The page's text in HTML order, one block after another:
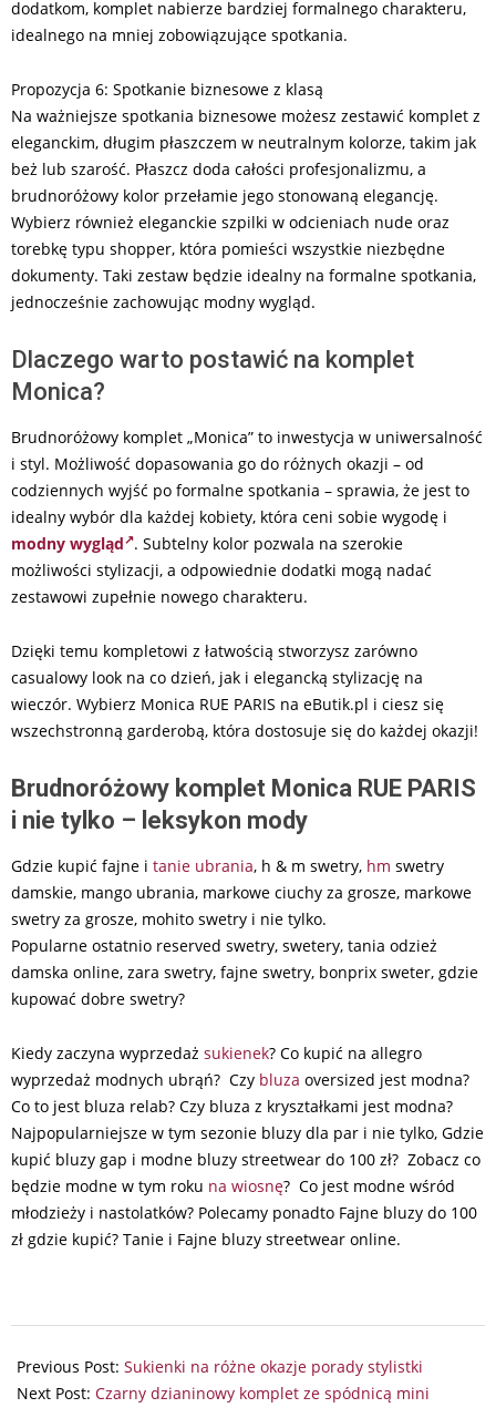
dodatkom, komplet nabierze bardziej formalnego charakteru,
idealnego na mniej zobowiązujące spotkania.
Propozycja 6: Spotkanie biznesowe z klasą
Na ważniejsze spotkania biznesowe możesz zestawić komplet z
eleganckim, długim płaszczem w neutralnym kolorze, takim jak
beż lub szarość. Płaszcz doda całości profesjonalizmu, a
brudnoróżowy kolor przełamie jego stonowaną elegancję.
Wybierz również eleganckie szpilki w odcieniach nude oraz
torebkę typu shopper, która pomieści wszystkie niezbędne
dokumenty. Taki zestaw będzie idealny na formalne spotkania,
jednocześnie zachowując modny wygląd.
Dlaczego warto postawić na komplet
Monica?
Brudnoróżowy komplet „Monica” to inwestycja w uniwersalność
i styl. Możliwość dopasowania go do różnych okazji – od
codziennych wyjść po formalne spotkania – sprawia, że jest to
idealny wybór dla każdej kobiety, która ceni sobie wygodę i
modny wygląd . Subtelny kolor pozwala na szerokie
możliwości stylizacji, a odpowiednie dodatki mogą nadać
zestawowi zupełnie nowego charakteru.
Dzięki temu kompletowi z łatwością stworzysz zarówno
casualowy look na co dzień, jak i elegancką stylizację na
wieczór. Wybierz Monica RUE PARIS na eButik.pl i ciesz się
wszechstronną garderobą, która dostosuje się do każdej okazji!
Brudnoróżowy komplet Monica RUE PARIS
i nie tylko – leksykon mody
Gdzie kupić fajne i tanie ubrania, h & m swetry, hm swetry
damskie, mango ubrania, markowe ciuchy za grosze, markowe
swetry za grosze, mohito swetry i nie tylko.
Popularne ostatnio reserved swetry, swetery, tania odzież
damska online, zara swetry, fajne swetry, bonprix sweter, gdzie
kupować dobre swetry?
Kiedy zaczyna wyprzedaż sukienek? Co kupić na allegro
wyprzedaż modnych ubrąń? Czy bluza oversized jest modna?
Co to jest bluza relab? Czy bluza z kryształkami jest modna?
Najpopularniejsze w tym sezonie bluzy dla par i nie tylko, Gdzie
kupić bluzy gap i modne bluzy streetwear do 100 zł? Zobacz co
będzie modne w tym roku na wiosnę? Co jest modne wśród
młodzieży i nastolatków? Polecamy ponadto Fajne bluzy do 100
zł gdzie kupić? Tanie i Fajne bluzy streetwear online.
10-
15
Previous Post: Sukienki na różne okazje porady stylistki
Next Post: Czarny dzianinowy komplet ze spódnicą mini